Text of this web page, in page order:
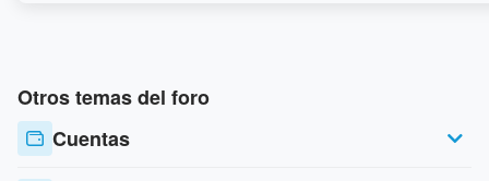
Otros temas del foro
Cuentas